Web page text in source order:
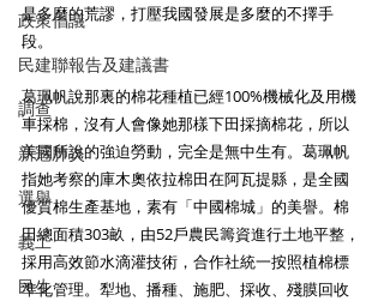
政策倡議
民建聯報告及建議書
調查
新冠肺炎
選舉
義工
民生
是多麼的荒謬，打壓我國發展是多麼的不擇手
段。
葛珮帆說那裏的棉花種植已經100%機械化及用機
車採棉，沒有人會像她那樣下田採摘棉花，所以
美國所說的強迫勞動，完全是無中生有。葛珮帆
指她考察的庫木奧依拉棉田在阿瓦提縣，是全國
優質棉生產基地，素有「中國棉城」的美譽。棉
田總面積303畝，由52戶農民籌資進行土地平整，
採用高效節水滴灌技術，合作社統一按照植棉標
準化管理。犁地、播種、施肥、採收、殘膜回收